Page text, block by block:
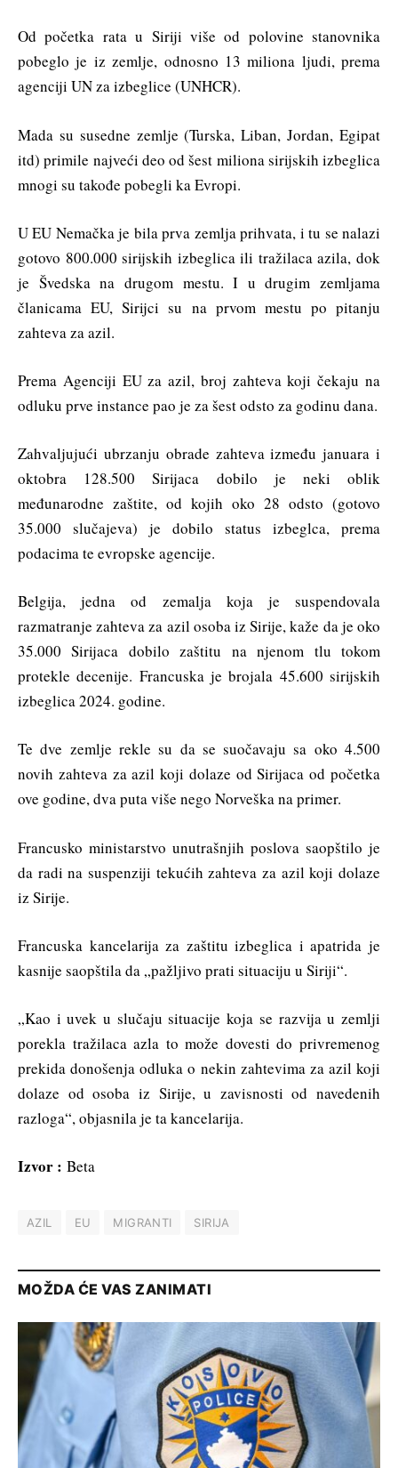
Od početka rata u Siriji više od polovine stanovnika
pobeglo je iz zemlje, odnosno 13 miliona ljudi, prema
agenciji UN za izbeglice (UNHCR).
Mada su susedne zemlje (Turska, Liban, Jordan, Egipat
itd) primile najveći deo od šest miliona sirijskih izbeglica
mnogi su takođe pobegli ka Evropi.
U EU Nemačka je bila prva zemlja prihvata, i tu se nalazi
gotovo 800.000 sirijskih izbeglica ili tražilaca azila, dok
je Švedska na drugom mestu. I u drugim zemljama
članicama EU, Sirijci su na prvom mestu po pitanju
zahteva za azil.
Prema Agenciji EU za azil, broj zahteva koji čekaju na
odluku prve instance pao je za šest odsto za godinu dana.
Zahvaljujući ubrzanju obrade zahteva između januara i
oktobra 128.500 Sirijaca dobilo je neki oblik
međunarodne zaštite, od kojih oko 28 odsto (gotovo
35.000 slučajeva) je dobilo status izbeglca, prema
podacima te evropske agencije.
Belgija, jedna od zemalja koja je suspendovala
razmatranje zahteva za azil osoba iz Sirije, kaže da je oko
35.000 Sirijaca dobilo zaštitu na njenom tlu tokom
protekle decenije. Francuska je brojala 45.600 sirijskih
izbeglica 2024. godine.
Te dve zemlje rekle su da se suočavaju sa oko 4.500
novih zahteva za azil koji dolaze od Sirijaca od početka
ove godine, dva puta više nego Norveška na primer.
Francusko ministarstvo unutrašnjih poslova saopštilo je
da radi na suspenziji tekućih zahteva za azil koji dolaze
iz Sirije.
Francuska kancelarija za zaštitu izbeglica i apatrida je
kasnije saopštila da „pažljivo prati situaciju u Siriji“.
„Kao i uvek u slučaju situacije koja se razvija u zemlji
porekla tražilaca azla to može dovesti do privremenog
prekida donošenja odluka o nekin zahtevima za azil koji
dolaze od osoba iz Sirije, u zavisnosti od navedenih
razloga“, objasnila je ta kancelarija.
Izvor : Beta
AZIL EU MIGRANTI SIRIJA
MOŽDA ĆE VAS ZANIMATI